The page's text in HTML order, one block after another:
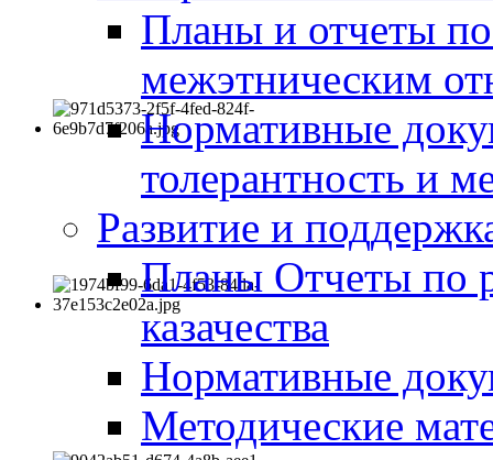
Планы и отчеты
межэтническим
Нормативные
толерантность и
Развитие и
Планы Отчеты по
казачества
Нормативные
Методические